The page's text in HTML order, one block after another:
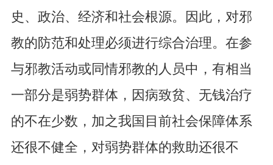
史、政治、经济和社会根源。因此，对邪
教的防范和处理必须进行综合治理。在参
与邪教活动或同情邪教的人员中，有相当
一部分是弱势群体，因病致贫、无钱治疗
的不在少数，加之我国目前社会保障体系
还很不健全，对弱势群体的救助还很不